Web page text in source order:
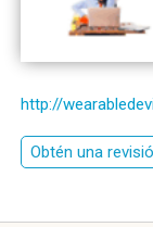
http://
Obtén una